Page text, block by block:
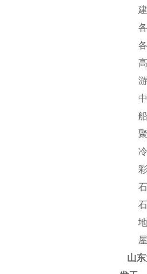
建筑
各种
各种
高速
游
中
船
聚
冷
彩
石
石化
地埋
屋面
山东